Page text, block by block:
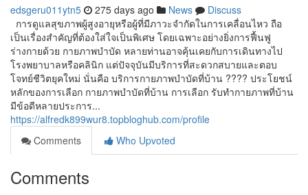
edsgeru011ytn5 275 days ago News
Discuss
การดูแลสุขภาพผู้สูงอายุหรือผู้ที่มีภาวะจำกัดในการเคลื่อนไหว ถือ
เป็นเรื่องสำคัญที่ต้องใส่ใจเป็นพิเศษ โดยเฉพาะอย่างยิ่งการฟื้นฟู
ร่างกายด้วย กายภาพบำบัด หลายท่านอาจคุ้นเคยกับการเดินทางไป
โรงพยาบาลหรือคลินิก แต่ปัจจุบันมีบริการที่สะดวกสบายและตอบ
โจทย์ชีวิตยุคใหม่ นั่นคือ บริการกายภาพบำบัดที่บ้าน ???? ประโยชน์
หลักของการเลือก กายภาพบำบัดที่บ้าน การเลือก รับทํากายภาพที่บ้าน
มีข้อดีหลายประการ...
https://alfredk899wur8.topbloghub.com/profile
Comments
Who Upvoted
Comments